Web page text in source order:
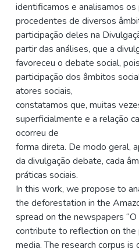
identificamos e analisamos
procedentes de diversos
participação deles na
partir das análises, que a
favoreceu o debate social,
participação dos âmbitos
atores sociais,
constatamos que, muitas
superficialmente e a relação
ocorreu de
forma direta. De modo geral,
da divulgação debate, cada
práticas sociais.
In this work, we propose to
the deforestation in the
spread on the newspapers
contribute to reflection on the
media. The research corpus